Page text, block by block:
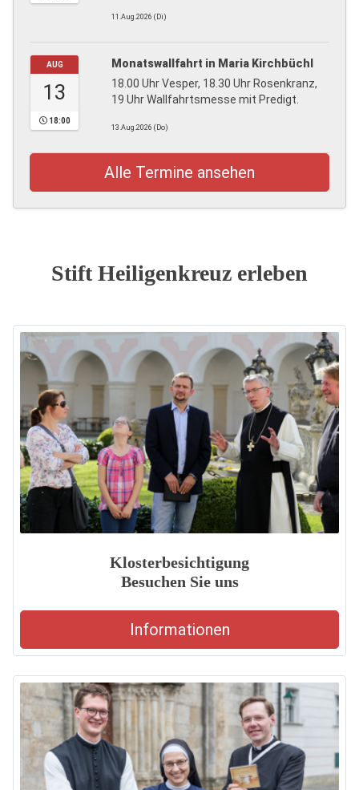
11.Aug.2026 (Di)
AUG
13
18:00
Monatswallfahrt in Maria Kirchbüchl
18.00 Uhr Vesper, 18.30 Uhr Rosenkranz,
19 Uhr Wallfahrtsmesse mit Predigt.
13.Aug.2026 (Do)
Alle Termine ansehen
Stift Heiligenkreuz erleben
Klosterbesichtigung
Besuchen Sie uns
Informationen